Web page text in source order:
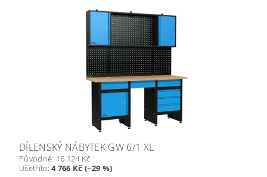
DÍLENSKÝ NÁBYTEK GW 6/1 XL
Původně: 16 124 Kč
Ušetříte:4 766 Kč (–29 %)